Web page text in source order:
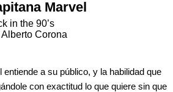
Marvel
in the 90’s
Alberto Corona
entiende a su público, y la habilidad que
con exactitud lo que quiere sin que